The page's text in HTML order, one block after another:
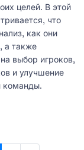
целей. В этой
что
как они
а также
выбор игроков,
и улучшение
команды.